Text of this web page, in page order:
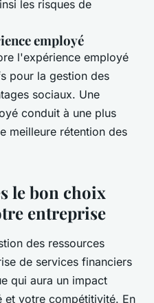
les risques de
employé
l'expérience employé
pour la gestion des
sociaux. Une
conduit à une plus
meilleure rétention des
le bon choix
entreprise
des ressources
de services financiers
qui aura un impact
votre compétitivité. En